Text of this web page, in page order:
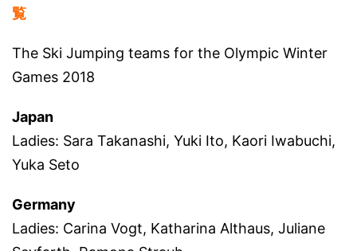
覧
The Ski Jumping teams for the Olympic Winter
Games 2018
Japan
Ladies: Sara Takanashi, Yuki Ito, Kaori Iwabuchi,
Yuka Seto
Germany
Ladies: Carina Vogt, Katharina Althaus, Juliane